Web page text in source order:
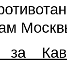
за